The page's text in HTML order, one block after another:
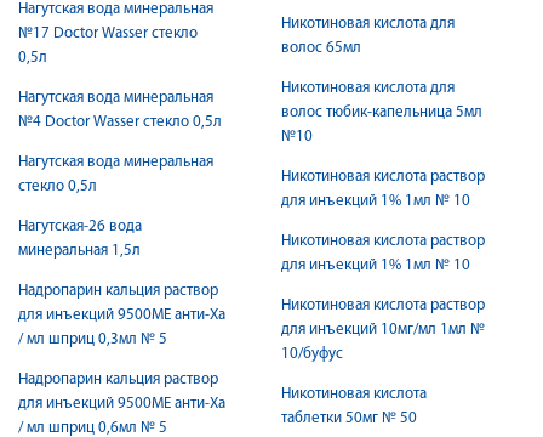
Нагутская вода минеральная
№17 Doctor Wasser стекло
0,5л
Нагутская вода минеральная
№4 Doctor Wasser стекло 0,5л
Нагутская вода минеральная
стекло 0,5л
Нагутская-26 вода
минеральная 1,5л
Надропарин кальция раствор
для инъекций 9500МЕ анти-Ха
/ мл шприц 0,3мл № 5
Надропарин кальция раствор
для инъекций 9500МЕ анти-Ха
/ мл шприц 0,6мл № 5
Никотиновая кислота для
волос 65мл
Никотиновая кислота для
волос тюбик-капельница 5мл
№10
Никотиновая кислота раствор
для инъекций 1% 1мл № 10
Никотиновая кислота раствор
для инъекций 1% 1мл № 10
Никотиновая кислота раствор
для инъекций 10мг/мл 1мл №
10/буфус
Никотиновая кислота
таблетки 50мг № 50